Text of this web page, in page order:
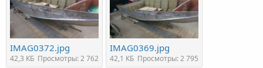
IMAG0372.jpg
42,3 КБ Просмотры: 2 762
IMAG0369.jpg
42,1 КБ Просмотры: 2 795